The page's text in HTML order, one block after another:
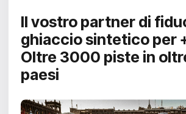
Il vostro partner di
ghiaccio sintetico per
Oltre 3000 piste in
paesi